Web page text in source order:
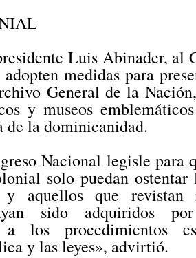
Luis Abinader, al
medidas para
General de la
y museos
de la dominicanidad.
Nacional legisle para
solo puedan
y aquellos que revistan
sido adquiridos
a los procedimientos
y las leyes», advirtió.